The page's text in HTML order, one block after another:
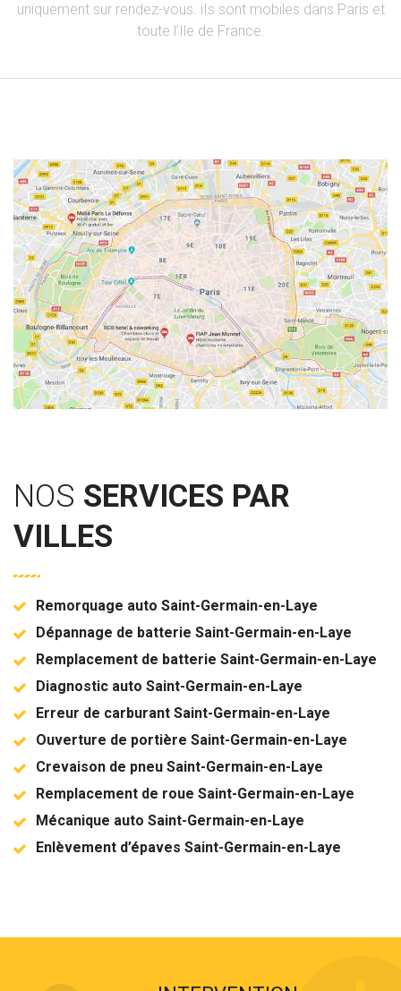
uniquement sur rendez-vous. iIs sont mobiles dans Paris et
toute l’Ile de France.
NOS SERVICES PAR
VILLES
Remorquage auto Saint-Germain-en-Laye
Dépannage de batterie Saint-Germain-en-Laye
Remplacement de batterie Saint-Germain-en-Laye
Diagnostic auto Saint-Germain-en-Laye
Erreur de carburant Saint-Germain-en-Laye
Ouverture de portière Saint-Germain-en-Laye
Crevaison de pneu Saint-Germain-en-Laye
Remplacement de roue Saint-Germain-en-Laye
Mécanique auto Saint-Germain-en-Laye
Enlèvement d’épaves Saint-Germain-en-Laye